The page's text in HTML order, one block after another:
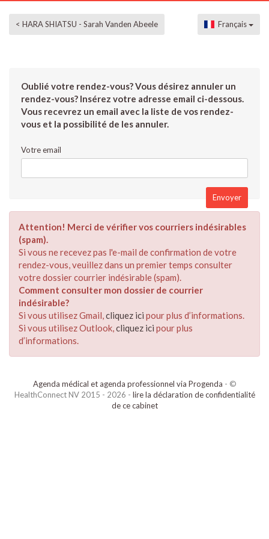
< HARA SHIATSU - Sarah Vanden Abeele Français
Oublié votre rendez-vous? Vous désirez annuler un
rendez-vous? Insérez votre adresse email ci-dessous.
Vous recevrez un email avec la liste de vos rendez-
vous et la possibilité de les annuler.
Votre email
Attention! Merci de vérifier vos courriers indésirables
(spam).
Si vous ne recevez pas l'e-mail de confirmation de votre
rendez-vous, veuillez dans un premier temps consulter
votre dossier courrier indésirable (spam).
Comment consulter mon dossier de courrier
indésirable?
Si vous utilisez Gmail,cliquez ici pour plus d’informations.
Si vous utilisez Outlook,cliquez ici pour plus
d’informations.
Agenda médical et agenda professionnel via Progenda - ©
HealthConnect NV 2015 - 2026 - lire la déclaration de confidentialité
de ce cabinet